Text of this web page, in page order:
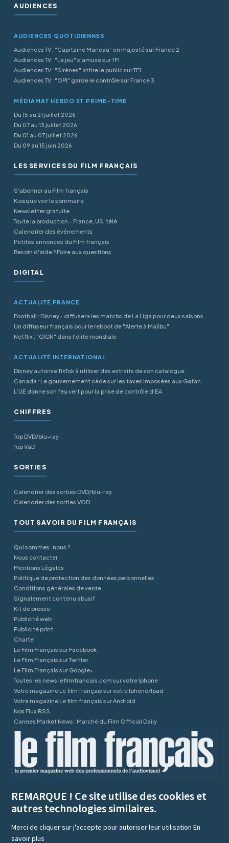
AUDIENCES
AUDIENCES QUOTIDIENNES
Audiences TV : “Capitaine Marleau” en majesté sur France 2
Audiences TV : "Le jeu" s'amuse sur TF1
Audiences TV : "Sirènes" attire le public sur TF1
Audiences TV : "OPJ" garde le contrôle sur France 3
MÉDIAMAT HEBDO ET PRIME-TIME
Du 15 au 21 juillet 2026
Du 07 au 13 juillet 2026
Du 01 au 07 juillet 2026
Du 09 au 15 juin 2026
LES SERVICES DU FILM FRANÇAIS
S'abonner au Film français
Kiosque voir le sommaire
Newsletter gratuite
Toute la production - France, US, télé
Calendrier des événements
Petites annonces du Film français
Besoin d'aide ? Foire aux questions
DIGITAL
ACTUALITÉ FRANCE
Football : Disney+ diffusera les matchs de La Liga pour deux saisons
Un diffuseur français pour le reboot de "Alerte à Malibu"
Netflix : "GIGN" dans l'élite mondiale
ACTUALITÉ INTERNATIONAL
Disney autorise TikTok à utiliser des extraits de son catalogue
Canada : Le gouvernement cède sur les taxes imposées aux Gafan
L’UE donne son feu vert pour la prise de contrôle d’EA
CHIFFRES
Top DVD/blu-ray
Top VàD
SORTIES
Calendrier des sorties DVD/blu-ray
Calendrier des sorties VOD
TOUT SAVOIR DU FILM FRANÇAIS
Qui sommes-nous ?
Nous contacter
Mentions Légales
Politique de protection des données personnelles
Conditions générales de vente
Signalement contenu abusif
Kit de presse
Publicité web
Publicité print
Charte
Le Film Français sur Facebook
Le Film Français sur Twitter
Le Film Français sur Google+
Toutes les news lefilmfrancais.com sur votre Iphone
Votre magazine Le film français sur votre Iphone/Ipad
Votre magazine Le film français sur Android
Nos Flux RSS
Cannes Market News : Marché du Film Official Daily
REMARQUE ! Ce site utilise des cookies et
autres technologies similaires.
Merci de cliquer sur j'accepte pour autoriser leur utilisationEn
savoir plus